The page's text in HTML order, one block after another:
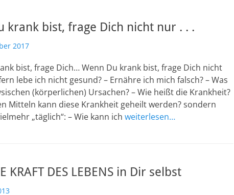
krank bist, frage Dich nicht nur . . .
2017
bist, frage Dich… Wenn Du krank bist, frage Dich nicht
lebe ich nicht gesund? – Ernähre ich mich falsch? – Was
(körperlichen) Ursachen? – Wie heißt die Krankheit?
Mitteln kann diese Krankheit geheilt werden? sondern
„täglich“: – Wie kann ich weiterlesen…
KRAFT DES LEBENS in Dir selbst